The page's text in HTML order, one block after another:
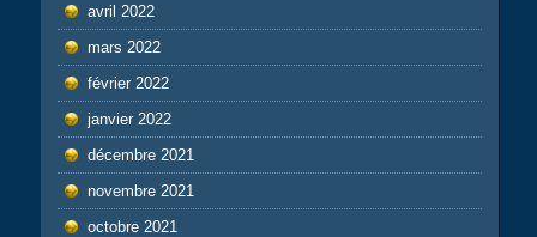
avril 2022
mars 2022
février 2022
janvier 2022
décembre 2021
novembre 2021
octobre 2021